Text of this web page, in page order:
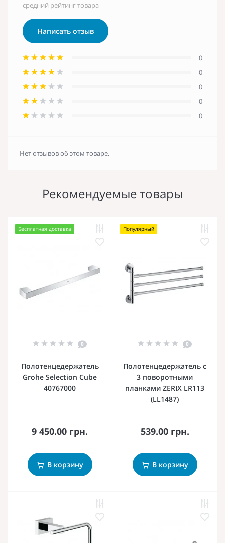
средний рейтинг товара
Написать отзыв
0
0
0
0
0
Нет отзывов об этом товаре.
Рекомендуемые товары
Бесплатная доставка
0
Полотенцедержатель
Grohe Selection Cube
40767000
9 450.00 грн.
В корзину
Популярный
0
Полотенцедержатель с
3 поворотными
планками ZERIX LR113
(LL1487)
539.00 грн.
В корзину